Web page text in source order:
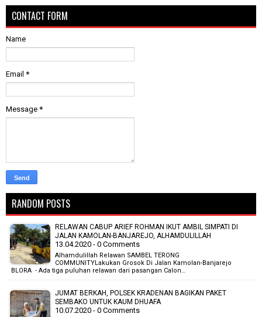
CONTACT FORM
Name
Email *
Message *
RANDOM POSTS
RELAWAN CABUP ARIEF ROHMAN IKUT AMBIL SIMPATI DI
JALAN KAMOLAN-BANJAREJO, ALHAMDULILLAH
13.04.2020 - 0 Comments
Alhamdulillah Relawan SAMBEL TERONG
COMMUNITYLakukan Grosok Di Jalan Kamolan-Banjarejo
BLORA - Ada tiga puluhan relawan dari pasangan Calon…
JUMAT BERKAH, POLSEK KRADENAN BAGIKAN PAKET
SEMBAKO UNTUK KAUM DHUAFA
10.07.2020 - 0 Comments